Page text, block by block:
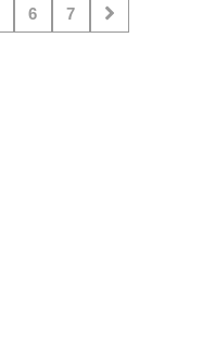
6 7